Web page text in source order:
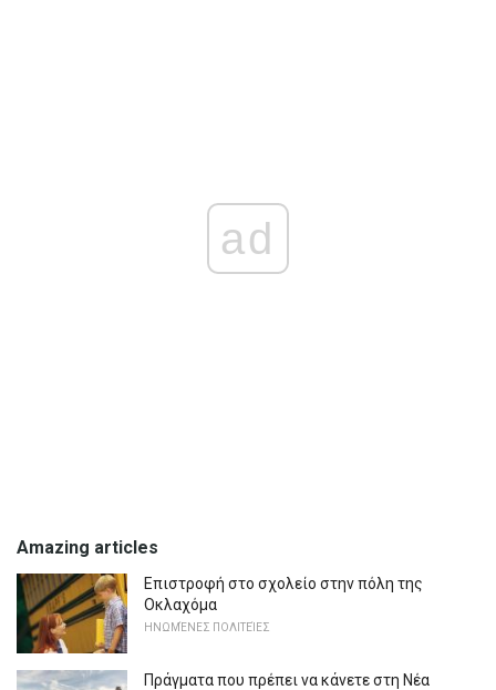
ad
Amazing articles
Επιστροφή στο σχολείο στην πόλη της
Οκλαχόμα
ΗΝΩΜΈΝΕΣ ΠΟΛΙΤΕΊΕΣ
Πράγματα που πρέπει να κάνετε στη Νέα